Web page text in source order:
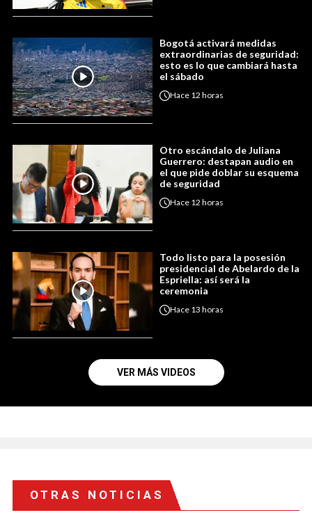
Bogotá activará medidas
extraordinarias de seguridad:
esto es lo que cambiará hasta
el sábado
Hace 12 horas
Otro escándalo de Juliana
Guerrero: destapan audio en
el que pide doblar su esquema
de seguridad
Hace 12 horas
Todo listo para la posesión
presidencial de Abelardo de la
Espriella: así será la
ceremonia
Hace 13 horas
VER MÁS VIDEOS
OTRAS NOTICIAS